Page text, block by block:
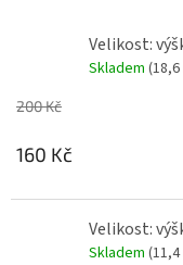
Velikost:
Skladem (18,6
200 Kč
160 Kč
Velikost:
Skladem (11,4